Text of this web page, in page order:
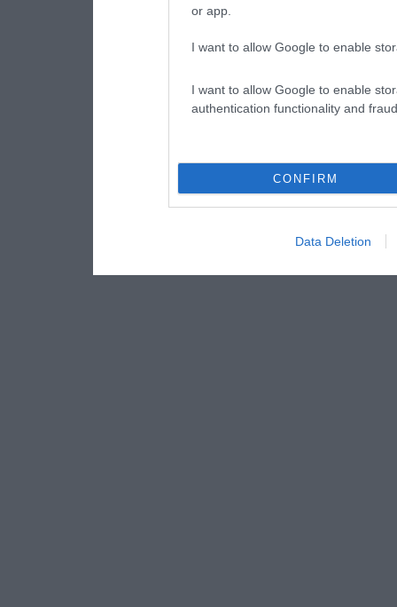
or app.
I want to allow Google to enable
I want to allow Google to enable
authentication functionality and
CONFIRM
Data Deletion